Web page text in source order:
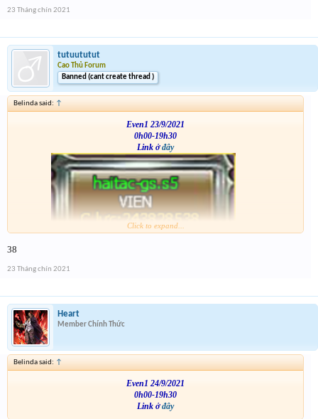
23 Tháng chín 2021
tutuututut
Cao Thủ Forum
Banned (cant create thread )
Belinda said: ↑
Even1 23/9/2021
0h00-19h30
Link ởđây
VS
Click to expand...
38
23 Tháng chín 2021
Heart
Member Chính Thức
Belinda said: ↑
Even1 24/9/2021
0h00-19h30
Link ởđây